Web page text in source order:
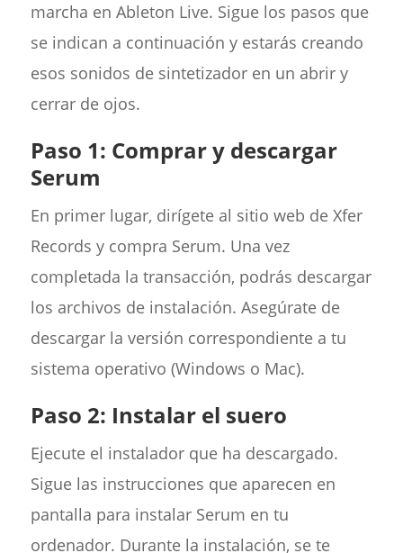
marcha en Ableton Live. Sigue los pasos que
se indican a continuación y estarás creando
esos sonidos de sintetizador en un abrir y
cerrar de ojos.
Paso 1: Comprar y descargar
Serum
En primer lugar, dirígete al sitio web de Xfer
Records y compra Serum. Una vez
completada la transacción, podrás descargar
los archivos de instalación. Asegúrate de
descargar la versión correspondiente a tu
sistema operativo (Windows o Mac).
Paso 2: Instalar el suero
Ejecute el instalador que ha descargado.
Sigue las instrucciones que aparecen en
pantalla para instalar Serum en tu
ordenador. Durante la instalación, se te